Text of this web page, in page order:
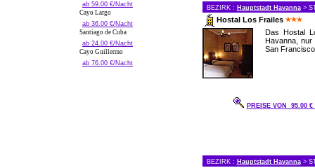
ab 59.00 €/Nacht
Cayo Largo
ab 36.00 €/Nacht
Santiago de Cuba
ab 24.00 €/Nacht
Cayo Guillermo
ab 76.00 €/Nacht
BEZIRK : Hauptstadt Havanna>
Hostal Los Frailes
Das Hostal
Havanna, nur
San
PREISE VON 95.00
BEZIRK : Hauptstadt Havanna>